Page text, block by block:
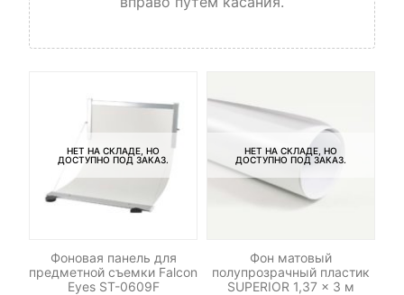
НЕТ НА СКЛАДЕ, НО
ДОСТУПНО ПОД ЗАКАЗ.
Фоновая панель для
предметной съемки Falcon
Eyes ST-0609F
НЕТ НА СКЛАДЕ, НО
ДОСТУПНО ПОД ЗАКАЗ.
Фон матовый
полупрозрачный пластик
SUPERIOR 1,37 x 3 м